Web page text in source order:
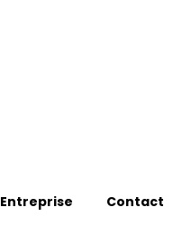
Entreprise Contact